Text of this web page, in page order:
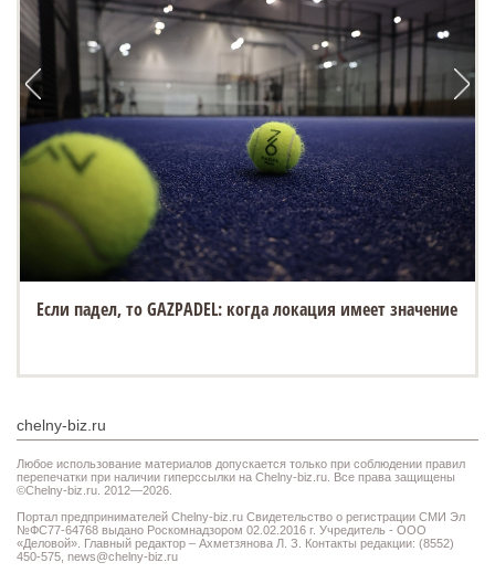
Если падел, то GAZPADEL: когда локация имеет значение
chelny-biz.ru
Любое использование материалов допускается только при соблюдении правил
перепечатки при наличии гиперссылки на Chelny-biz.ru. Все права защищены
©Chelny-biz.ru. 2012—2026.
Портал предпринимателей Chelny-biz.ru Свидетельство о регистрации СМИ Эл
№ФС77-64768 выдано Роскомнадзором 02.02.2016 г. Учредитель - ООО
«Деловой». Главный редактор – Ахметзянова Л. З. Контакты редакции: (8552)
450-575, news@chelny-biz.ru